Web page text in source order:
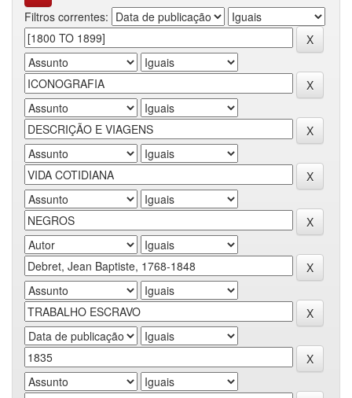
Filtros correntes: